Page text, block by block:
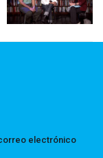
electrónico